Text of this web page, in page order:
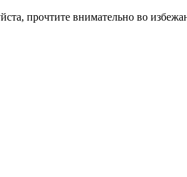
прочтите внимательно во